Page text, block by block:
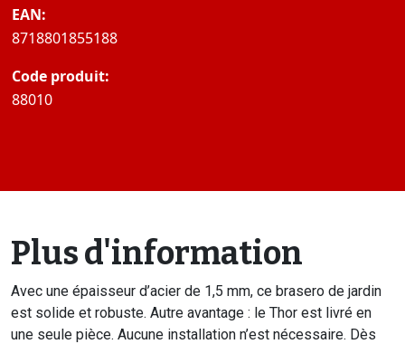
EAN:
8718801855188
Code produit:
88010
Plus d'information
Avec une épaisseur d’acier de 1,5 mm, ce brasero de jardin
est solide et robuste. Autre avantage : le Thor est livré en
une seule pièce. Aucune installation n’est nécessaire. Dès